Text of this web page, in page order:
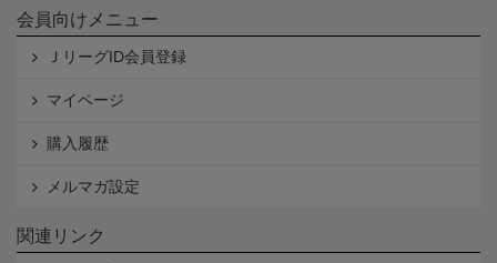
会員向けメニュー
ＪリーグID会員登録
マイページ
購入履歴
メルマガ設定
関連リンク